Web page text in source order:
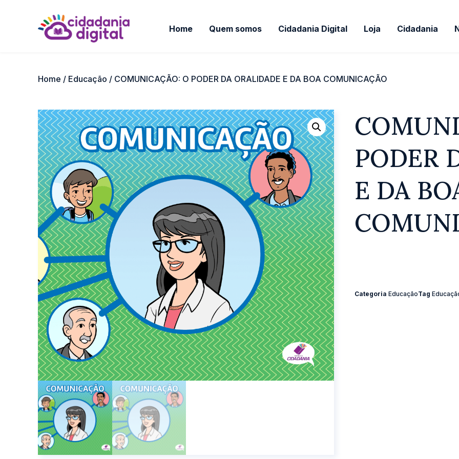
Home Quem somos Cidadania Digital Loja Cidadania
Home / Educação / COMUNICAÇÃO: O PODER DA ORALIDADE E DA BOA COMUNICAÇÃO
PODER
E DA
Categoria EducaçãoTag